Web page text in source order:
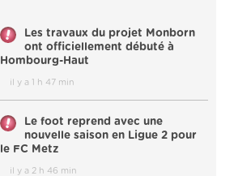
Les travaux du projet Monborn
ont officiellement débuté à
Hombourg-Haut
il y a 1 h 47 min
Le foot reprend avec une
nouvelle saison en Ligue 2 pour
le FC Metz
il y a 2 h 46 min